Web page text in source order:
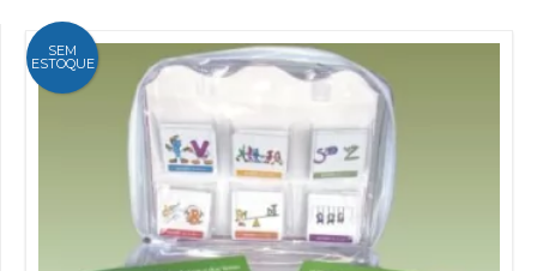
SEM
ESTOQUE